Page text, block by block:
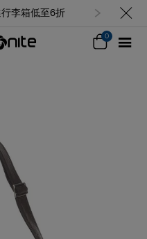
李箱低至6折
0